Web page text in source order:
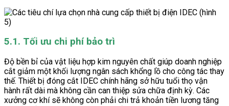
5.1. Tối ưu chi phí bảo trì
Độ bền bỉ của vật liệu hợp kim nguyên chất giúp doanh nghiệp
cắt giảm một khối lượng ngân sách khổng lồ cho công tác thay
thế. Thiết bị đóng cắt IDEC chính hãng sở hữu tuổi thọ vận
hành rất dài mà không cần can thiệp sửa chữa định kỳ. Các
xưởng cơ khí sẽ không còn phải chi trả khoản tiền lương tăng